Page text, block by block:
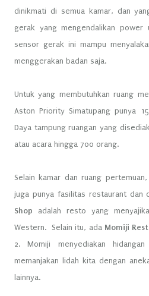
dinikmati di semua kamar, dan
gerak yang mengendalikan power
sensor gerak ini mampu
menggerakan badan saja.
Untuk yang membutuhkan ruang
Aston Priority Simatupang punya
Daya tampung ruangan yang
atau acara hingga 700 orang.
Selain kamar dan ruang
juga punya fasilitas restaurant dan
Shop adalah resto yang
Western. Selain itu, ada Momiji
2. Momiji menyediakan
memanjakan lidah kita dengan
lainnya.